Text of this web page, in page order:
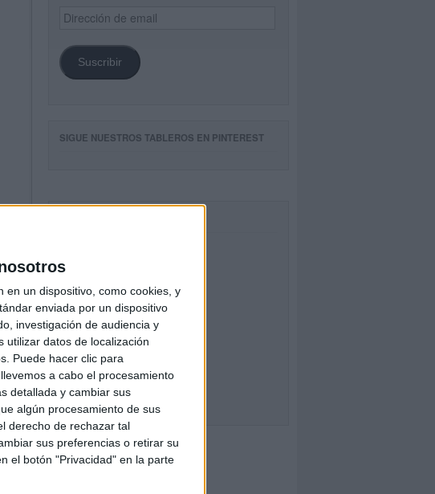
en un dispositivo, como cookies, y
enviada por un dispositivo
investigación de audiencia y
utilizar datos de localización
Puede hacer clic para
a cabo el procesamiento
detallada y cambiar sus
algún procesamiento de sus
derecho de rechazar tal
sus preferencias o retirar su
el botón "Privacidad" en la parte
Dirección
de
Suscribir
SIGUE NUESTROS TABLEROS EN PINTEREST